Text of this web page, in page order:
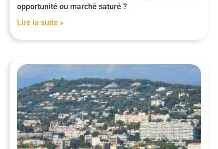
opportunité ou marché saturé ?
Lire la suite »